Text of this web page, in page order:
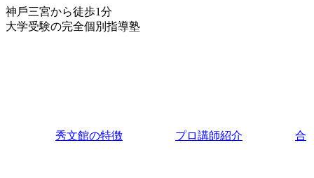
神⼾三宮から徒歩1分
⼤学受験の完全個別指導塾
秀文館の特徴 プロ講師紹介 合